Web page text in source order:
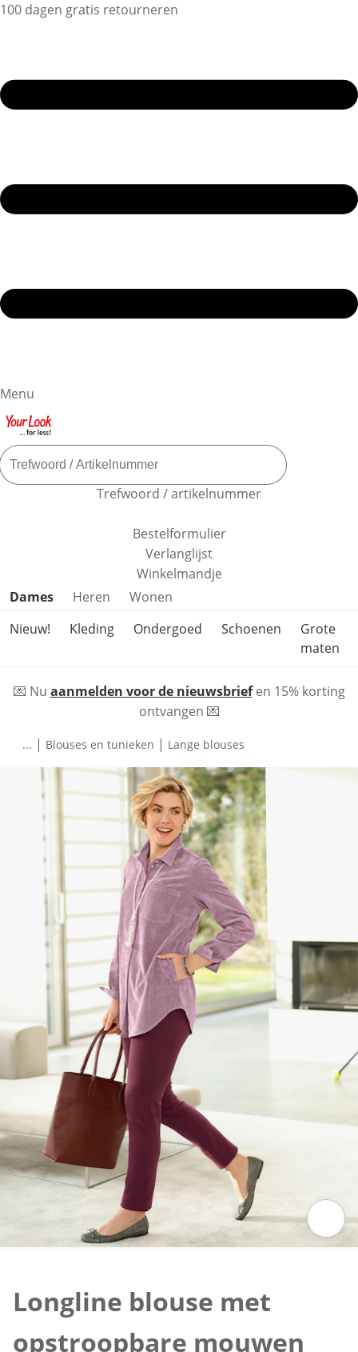
100 dagen gratis retourneren
Menu
Trefwoord / artikelnummer
Bestelformulier
Verlanglijst
Winkelmandje
Productcategorieën overslaan
Dames Heren
Wonen
Nieuw!
Kleding Ondergoed Schoenen
Grote
maten
💌 Nu aanmelden voor de nieuwsbriefen 15% korting
ontvangen 💌
... | Blouses en tunieken | Lange blouses
Longline blouse met
opstroopbare mouwen